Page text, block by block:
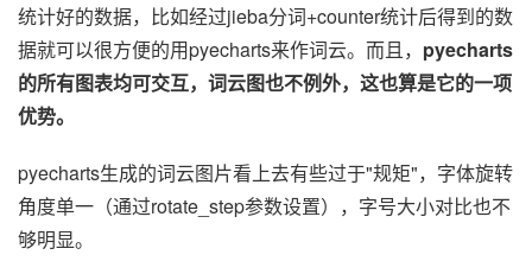
统计好的数据，比如经过jieba分词+counter统计后得到的数
据就可以很方便的用pyecharts来作词云。而且， pyecharts
的所有图表均可交互，词云图也不例外，这也算是它的一项
优势。
pyecharts生成的词云图片看上去有些过于"规矩"，字体旋转
角度单一（通过rotate_step参数设置），字号大小对比也不
够明显。